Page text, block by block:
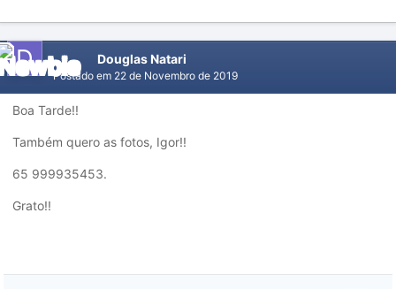
Douglas Natari
Postado em 22 de Novembro de 2019
Boa Tarde!!
Também quero as fotos, Igor!!
65 999935453.
Grato!!